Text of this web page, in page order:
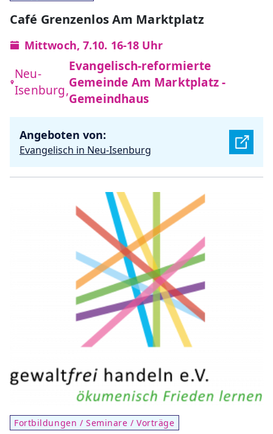
Café Grenzenlos Am Marktplatz
Mittwoch, 7.10. 16-18 Uhr
Neu-
Isenburg,
Evangelisch-reformierte
Gemeinde Am Marktplatz -
Gemeindhaus
Angeboten von:
Evangelisch in Neu-Isenburg
Fortbildungen / Seminare / Vorträge